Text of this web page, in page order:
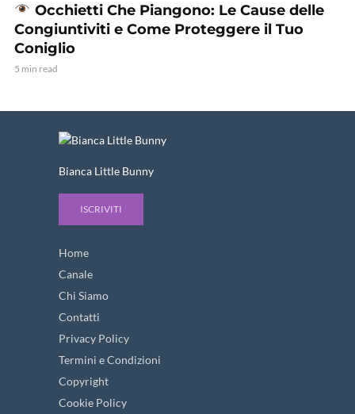
Occhietti Che Piangono: Le Cause delle
Congiuntiviti e Come Proteggere il Tuo
Coniglio
5 min read
Bianca Little Bunny
ISCRIVITI
Home
Canale
Chi Siamo
Contatti
Privacy Policy
Termini e Condizioni
Copyright
Cookie Policy